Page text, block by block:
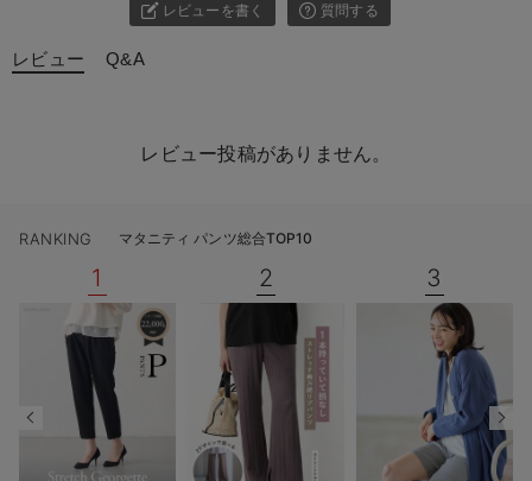
売り切れ
レビューを書く 質問する
レビュー Q&A
レビュー投稿がありません。
RANKING マタニティ パンツ総合TOP10
1 2 3